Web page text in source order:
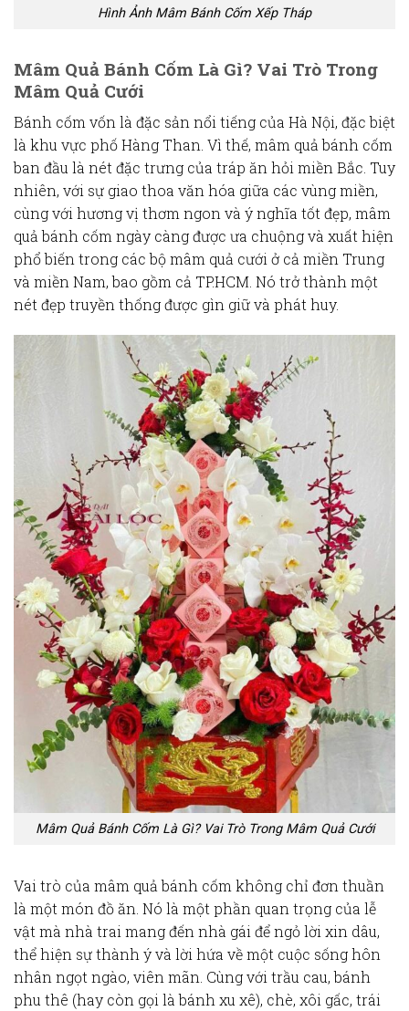
Hình Ảnh Mâm Bánh Cốm Xếp Tháp
Mâm Quả Bánh Cốm Là Gì? Vai Trò Trong
Mâm Quả Cưới
Bánh cốm vốn là đặc sản nổi tiếng của Hà Nội, đặc biệt
là khu vực phốHàng Than. Vì thế, mâm quả bánh cốm
ban đầu là nét đặc trưng của tráp ăn hỏimiền Bắc. Tuy
nhiên, với sự giao thoa văn hóa giữa các vùng miền,
cùng với hương vị thơm ngon và ý nghĩa tốt đẹp, mâm
quả bánh cốmngày càng được ưa chuộng và xuất hiện
phổ biến trong các bộmâm quả cướiở cả miền Trung
và miền Nam, bao gồm cả TP.HCM. Nó trở thành một
nét đẹp truyền thốngđược gìn giữ và phát huy.
Mâm Quả Bánh Cốm Là Gì? Vai Trò Trong Mâm Quả Cưới
Vai trò của mâm quả bánh cốm không chỉ đơn thuần
là một món đồ ăn. Nó là một phần quan trọng của lễ
vật mà nhà trai mang đến nhà gái để ngỏ lời xin dâu,
thể hiện sự thành ý và lời hứa về một cuộc sống hôn
nhân ngọt ngào, viên mãn. Cùng với trầu cau,bánh
phu thê (hay còn gọi làbánh xu xê), chè, xôi gấc, trái